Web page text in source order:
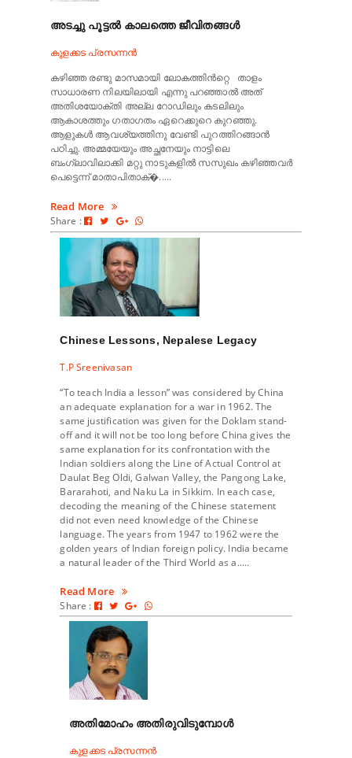
അടച്ചു പൂട്ടൽ കാലത്തെ ജീവിതങ്ങൾ
കുളക്കട പ്രസന്നൻ
കഴിഞ്ഞ രണ്ടു മാസമായി ലോകത്തിൻറ്റെ താളം
സാധാരണ നിലയിലായി എന്നു പറഞ്ഞാൽ അത്
അതിശയോക്തി അല്ല റോഡിലും കടലിലും
ആകാശത്തും ഗതാഗതം ഏറെക്കുറെ കുറഞ്ഞു.
ആളുകൾ ആവശ്യത്തിനു വേണ്ടി പുറത്തിറങ്ങാൻ
പഠിച്ചു. അമ്മയേയും അച്ഛനേയും നാട്ടിലെ
ബംഗ്ലാവിലാക്കി മറ്റു നാടുകളിൽ സസുഖം കഴിഞ്ഞവർ
പെട്ടെന്ന് മാതാപിതാക്�.....
Read More
Share :
Chinese Lessons, Nepalese Legacy
T.P Sreenivasan
“To teach India a lesson” was considered by China
an adequate explanation for a war in 1962. The
same justification was given for the Doklam stand-
off and it will not be too long before China gives the
same explanation for its confrontation with the
Indian soldiers along the Line of Actual Control at
Daulat Beg Oldi, Galwan Valley, the Pangong Lake,
Bararahoti, and Naku La in Sikkim. In each case,
decoding the meaning of the Chinese statement
did not even need knowledge of the Chinese
language. The years from 1947 to 1962 were the
golden years of Indian foreign policy. India became
a natural leader of the Third World as a.....
Read More
Share :
അതിമോഹം അതിരുവിടുമ്പോൾ
കുളക്കട പ്രസന്നൻ